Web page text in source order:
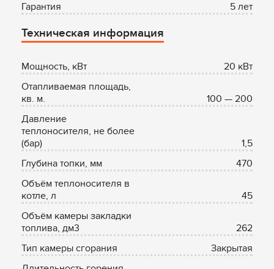
Гарантия
5 лет
Техническая информация
Мощность, кВт
20 кВт
Отапливаемая площадь,
кв. м.
100 — 200
Давление
теплоносителя, не более
(бар)
1,5
Глубина топки, мм
470
Объём теплоносителя в
котле, л
45
Объём камеры закладки
топлива, дм3
262
Тип камеры сгорания
Закрытая